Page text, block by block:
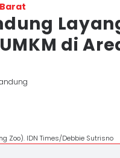
di
Zoo). IDN Times/Debbie Sutrisno